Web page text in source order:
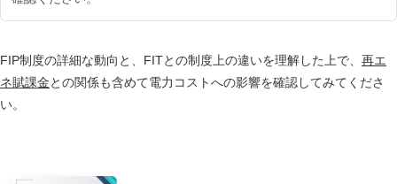
FIP制度の詳細な動向と、FITとの制度上の違いを理解した上で、 再エ
ネ賦課金との関係も含めて電力コストへの影響を確認してみてくださ
い。